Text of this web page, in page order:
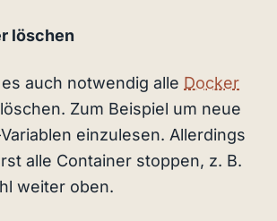
löschen
auch notwendig alle Docker
Zum Beispiel um neue
einzulesen. Allerdings
alle Container stoppen, z. B.
weiter oben.